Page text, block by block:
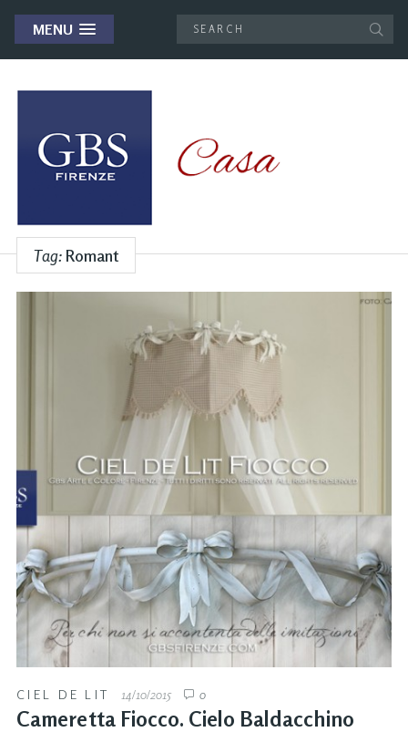
MENU
Tag:Romant
CIEL DE LIT 14/10/2015 0
Cameretta Fiocco. Cielo Baldacchino